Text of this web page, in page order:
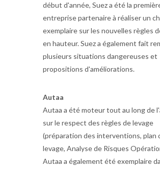
début d'année, Suez a été la
entreprise partenaire à réaliser un
exemplaire sur les nouvelles règles
en hauteur. Suez a également fait
plusieurs situations dangereuses et
propositions d'améliorations.
Autaa
Autaa a été moteur tout au long de
sur le respect des règles de levage
(préparation des interventions, plan
levage, Analyse de Risques
Autaa a également été exemplaire